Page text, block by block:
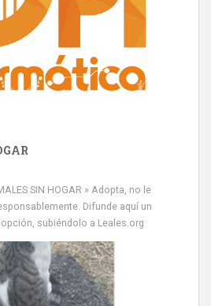
SIN HOGAR » Adopta, no le
Difunde aquí un
subiéndolo a Leales.org